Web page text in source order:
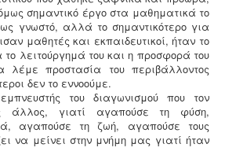
σημαντικό έργο στα μαθηματικά το
γνωστό, αλλά το σημαντικότερο για
μαθητές και εκπαιδευτικοί, ήταν το
λειτούργημά του και η προσφορά του
προστασία του περιβάλλοντος
δεν το εννοούμε.
του διαγωνισμού που τον
άλλος, γιατί αγαπούσε τη φύση,
αγαπούσε τη ζωή, αγαπούσε τους
να μείνει στην μνήμη μας γιατί ήταν